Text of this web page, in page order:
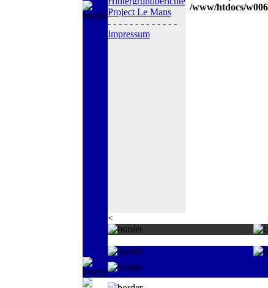
Project Le Mans
- - - - - - - - - - - - -
Impressum
/www/htdocs/
<